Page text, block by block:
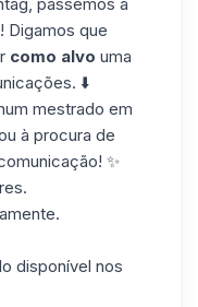
Digamos que
como alvo uma
⬇️
mestrado em
à procura de
✨
disponível nos